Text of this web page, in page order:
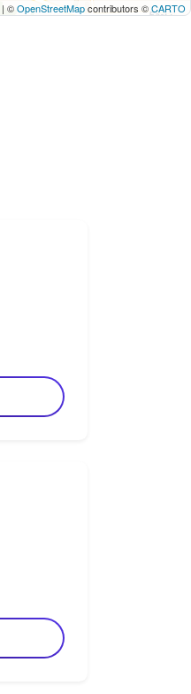
| ©OpenStreetMapcontributors ©CARTO